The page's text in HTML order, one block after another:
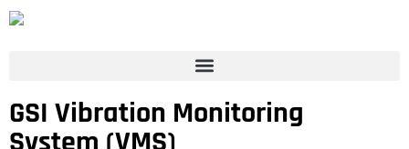
GSI Vibration Monitoring